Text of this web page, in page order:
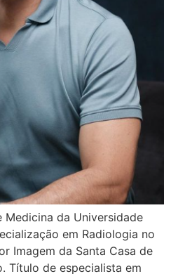
Medicina da Universidade
em Radiologia no
Imagem da Santa Casa de
Título de especialista em